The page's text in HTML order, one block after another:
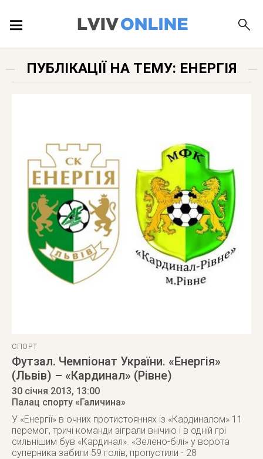
ЛОКАЦІЇ
ПУБЛІКАЦІЇ
ДОВІДКА
ПУБЛІКАЦІЇ НА ТЕМУ: ЕНЕРГІЯ
СПОРТ
Футзал. Чемпіонат України. «Енергія»
(Львів) – «Кардинал» (Рівне)
30 січня 2013, 13:00
Палац спорту «Галичина»
У «Енергії» в очних протистояннях із «Кардиналом» 11
перемог, тричі команди зіграли внічию і в одній грі
сильнішим був «Кардинал». «Зелено-білі» у ворота
суперника забили 59 голів, пропустили - 28